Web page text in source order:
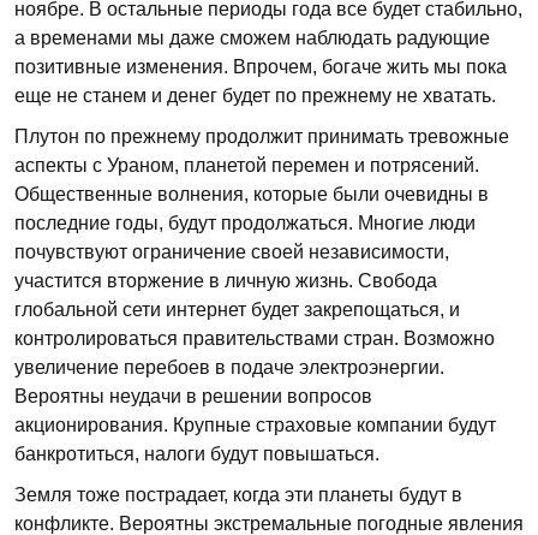
ноябре. В остальные периоды года все будет стабильно,
а временами мы даже сможем наблюдать радующие
позитивные изменения. Впрочем, богаче жить мы пока
еще не станем и денег будет по прежнему не хватать.
Плутон по прежнему продолжит принимать тревожные
аспекты с Ураном, планетой перемен и потрясений.
Общественные волнения, которые были очевидны в
последние годы, будут продолжаться. Многие люди
почувствуют ограничение своей независимости,
участится вторжение в личную жизнь. Свобода
глобальной сети интернет будет закрепощаться, и
контролироваться правительствами стран. Возможно
увеличение перебоев в подаче электроэнергии.
Вероятны неудачи в решении вопросов
акционирования. Крупные страховые компании будут
банкротиться, налоги будут повышаться.
Земля тоже пострадает, когда эти планеты будут в
конфликте. Вероятны экстремальные погодные явления